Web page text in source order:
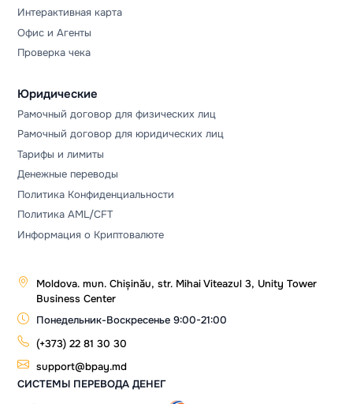
Интерактивная карта
Офис и Агенты
Проверка чека
Юридические
Рамочный договор для физических лиц
Рамочный договор для юридических лиц
Тарифы и лимиты
Денежные переводы
Политика Конфиденциальности
Политика AML/CFT
Информация о Криптовалюте
Moldova. mun. Chișinău, str. Mihai Viteazul 3, Unity Tower
Business Center
Понедельник-Воскресенье 9:00-21:00
(+373) 22 81 30 30
support@bpay.md
СИСТЕМЫ ПЕРЕВОДА ДЕНЕГ